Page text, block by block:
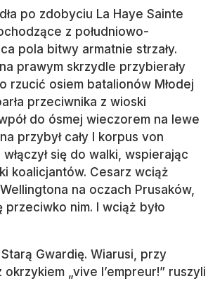
po zdobyciu La Haye Sainte
z południowo-
pola bitwy armatnie strzały.
prawym skrzydle przybierały
rzucić osiem batalionów Młodej
przeciwnika z wioski
do ósmej wieczorem na lewe
przybył cały I korpus von
się do walki, wspierając
koalicjantów. Cesarz wciąż
na oczach Prusaków,
nim. I wciąż było
Gwardię. Wiarusi, przy
„vive l’empreur!” ruszyli